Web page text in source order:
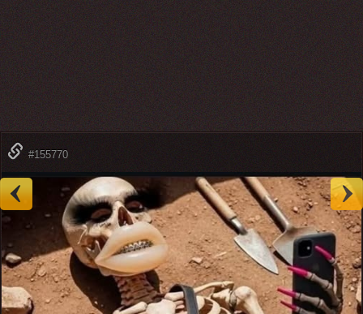
#155770